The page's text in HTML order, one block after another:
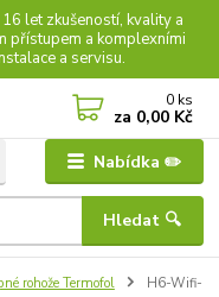
let zkušeností, kvality a
přístupem a komplexními
a servisu.
Nabídka ✏️
Hledat 🔍
0 ks
za 0,00 Kč
rohože Termofol
H6-Wifi-